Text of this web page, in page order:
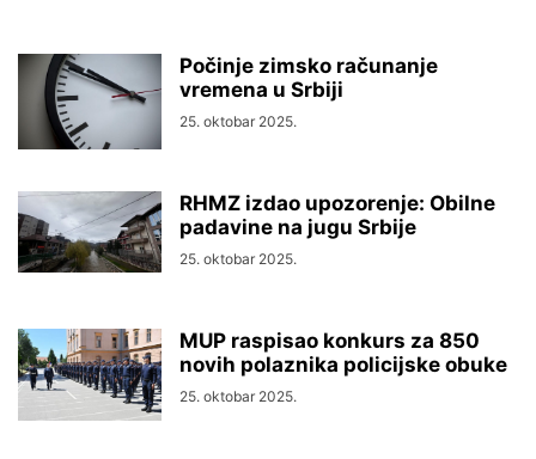
Počinje zimsko računanje
vremena u Srbiji
25. oktobar 2025.
RHMZ izdao upozorenje: Obilne
padavine na jugu Srbije
25. oktobar 2025.
MUP raspisao konkurs za 850
novih polaznika policijske obuke
25. oktobar 2025.